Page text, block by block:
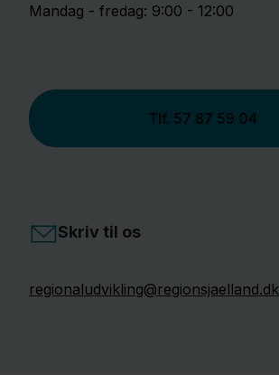
Mandag - fredag: 9:00 - 12:00
Tlf. 57 87 59 04
Skriv til os
regionaludvikling@regionsjaelland.dk